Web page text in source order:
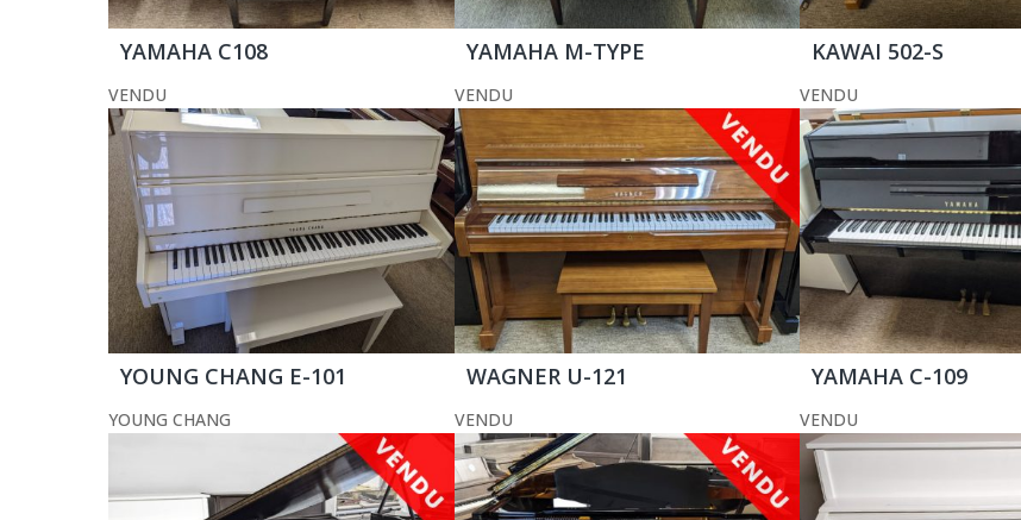
YAMAHA C108
VENDU
YAMAHA M-TYPE
VENDU
KAWAI 502-S
VENDU
YOUNG CHANG E-101
YOUNG CHANG
WAGNER U-121
VENDU
YAMAHA C-109
VENDU